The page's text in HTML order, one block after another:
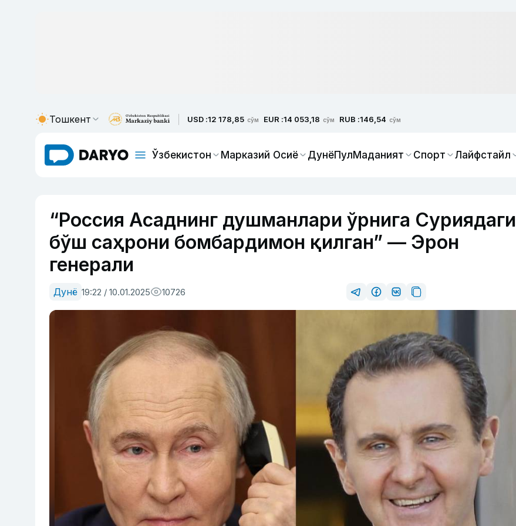
Тошкент USD :12 178,85 сўм EUR :14 053,18 сўм RUB :146,54 сўм
Ўзбекистон Марказий Осиё ДунёПулМаданият Спорт Лайфстайл
“Россия Асаднинг душманлари ўрнига Суриядаги
бўш саҳрони бомбардимон қилган” — Эрон
генерали
Дунё 19:22 / 10.01.2025 10726